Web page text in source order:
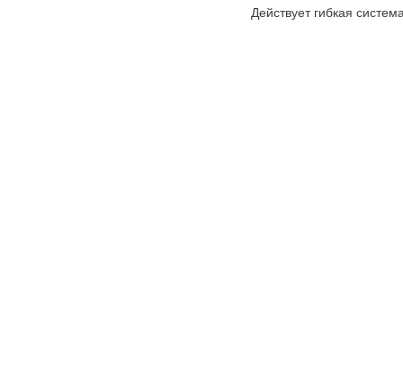
Действует гибкая